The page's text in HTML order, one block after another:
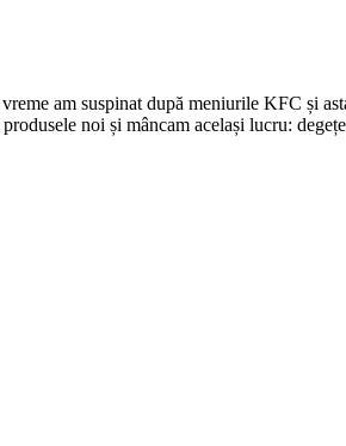
am suspinat după meniurile KFC și
noi și mâncam același lucru: